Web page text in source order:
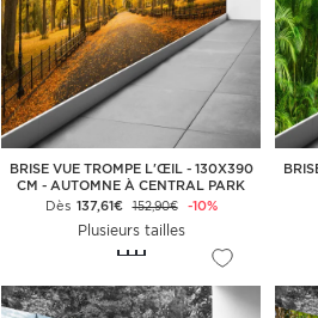
BRISE VUE TROMPE L'ŒIL - 130X390
CM - AUTOMNE À CENTRAL PARK
Dès 137,61€ 152,90€ -10%
Plusieurs tailles